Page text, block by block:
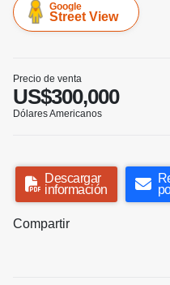
Google
Street View
Precio de venta
US$300,000
Dólares Americanos
Descargar
información
Compartir